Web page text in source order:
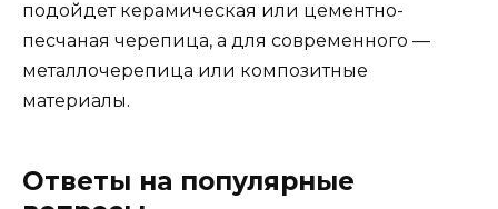
подойдет керамическая или цементно-
песчаная черепица, а для современного —
металлочерепица или композитные
материалы.
Ответы на популярные